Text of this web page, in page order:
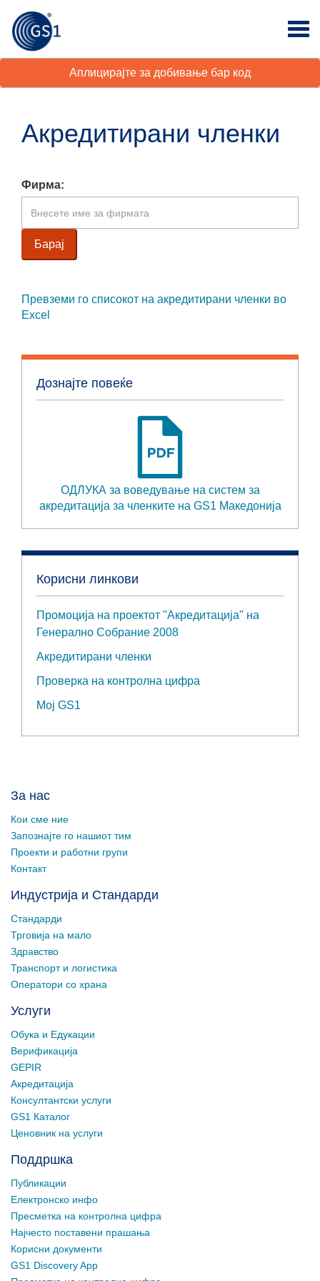
Аплицирајте за добивање бар код
Акредитирани членки
Фирма:
Превземи го списокот на акредитирани членки во
Excel
Дознајте повеќе
ОДЛУКА за воведување на систем за
акредитација за членките на GS1 Македонија
Корисни линкови
Промоција на проектот "Акредитација" на
Генерално Собрание 2008
Акредитирани членки
Проверка на контролна цифра
Мој GS1
За нас
Кои сме ние
Запознајте го нашиот тим
Проекти и работни групи
Контакт
Индустрија и Стандарди
Стандарди
Трговија на мало
Здравство
Транспорт и логистика
Оператори со храна
Услуги
Обука и Едукации
Верификација
GEPIR
Акредитација
Консултантски услуги
GS1 Каталог
Ценовник на услуги
Поддршка
Публикации
Електронско инфо
Пресметка на контролна цифра
Најчесто поставени прашања
Корисни документи
GS1 Discovery App